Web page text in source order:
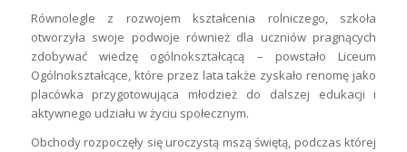
Równolegle z rozwojem kształcenia rolniczego, szkoła
otworzyła swoje podwoje również dla uczniów pragnących
zdobywać wiedzę ogólnokształcącą – powstało Liceum
Ogólnokształcące, które przez lata także zyskało renomę jako
placówka przygotowująca młodzież do dalszej edukacji i
aktywnego udziału w życiu społecznym.
Obchody rozpoczęły się uroczystą mszą świętą, podczas której